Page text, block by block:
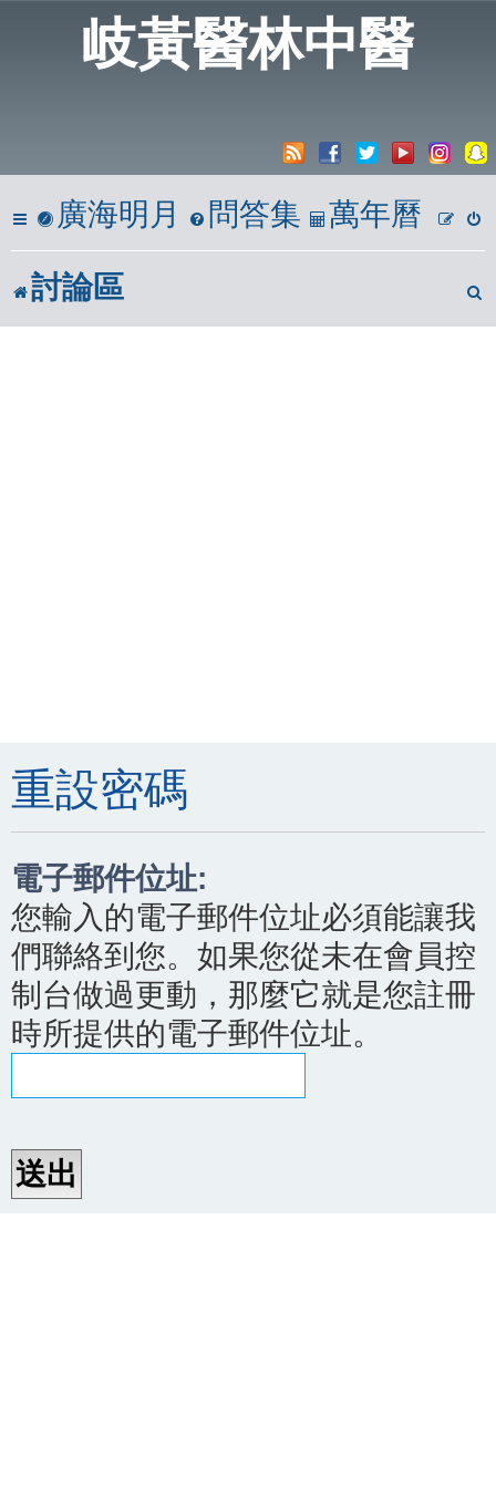
岐黃醫林中醫
廣海明月 問答集 萬年曆
討論區
重設密碼
電子郵件位址:
您輸入的電子郵件位址必須能讓我
們聯絡到您。如果您從未在會員控
制台做過更動，那麼它就是您註冊
時所提供的電子郵件位址。